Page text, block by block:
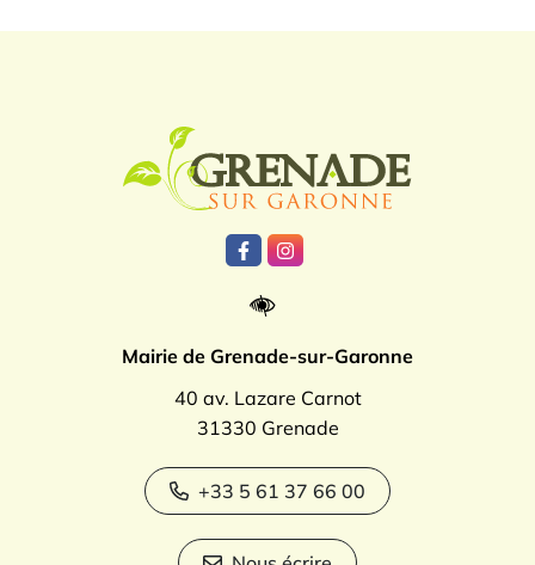
Lien vers le compte Facebook
Lien vers le compte
Mairie de Grenade-sur-Garonne
40 av. Lazare Carnot
31330 Grenade
+33 5 61 37 66 00